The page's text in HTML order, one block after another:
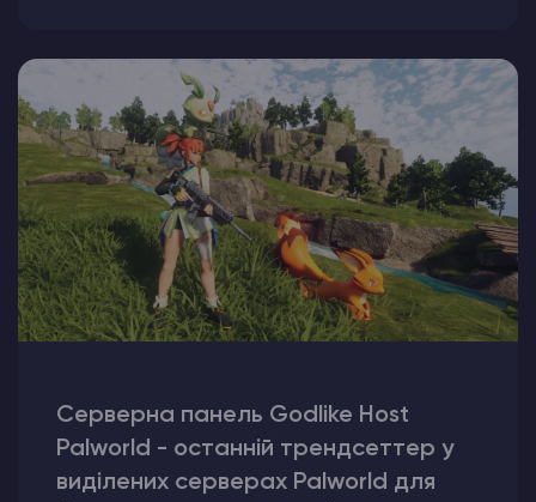
Серверна панель Godlike Host
Palworld - останній трендсеттер у
виділених серверах Palworld для